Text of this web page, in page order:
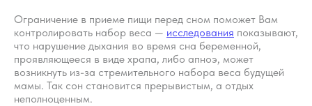
Ограничение в приеме пищи перед сном поможет Вам
контролировать набор веса — исследования показывают,
что нарушение дыхания во время сна беременной,
проявляющееся в виде храпа, либо апноэ, может
возникнуть из-за стремительного набора веса будущей
мамы. Так сон становится прерывистым, а отдых
неполноценным.